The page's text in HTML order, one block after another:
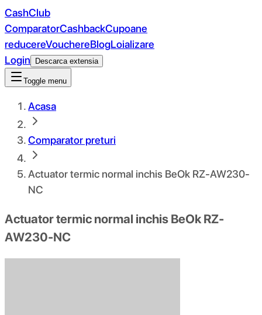
CashClub
ComparatorCashbackCupoane
reducereVouchereBlogLoializare
Login
Descarca extensia
Toggle menu
Acasa
Comparator preturi
Actuator termic normal inchis BeOk RZ-AW230-
NC
Actuator termic normal inchis BeOk RZ-
AW230-NC